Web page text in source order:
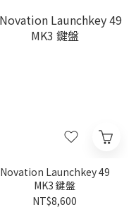
Novation Launchkey 49
MK3 鍵盤
NT$8,600